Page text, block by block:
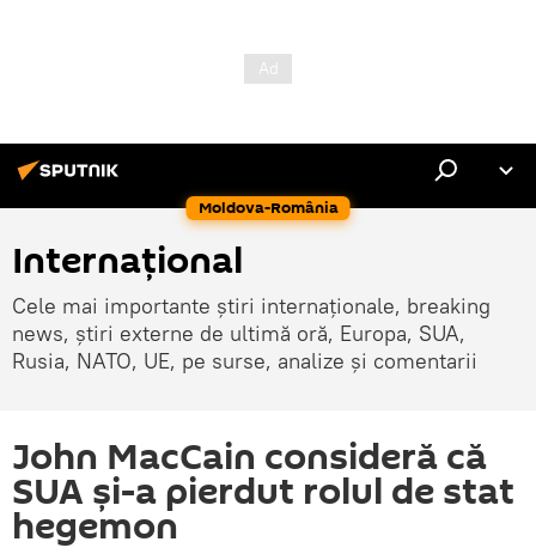
Moldova-România
Internaţional
Cele mai importante știri internaționale, breaking
news, știri externe de ultimă oră, Europa, SUA,
Rusia, NATO, UE, pe surse, analize și comentarii
John MacCain consideră că
SUA și-a pierdut rolul de stat
hegemon